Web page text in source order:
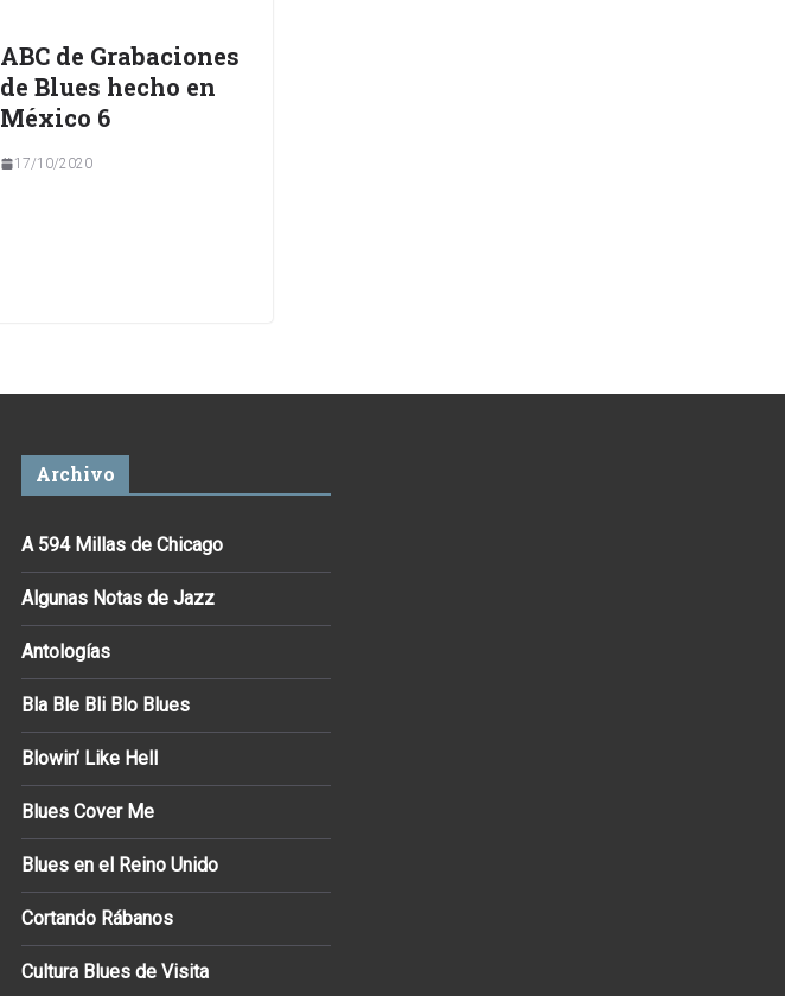
ABC de Grabaciones
de Blues hecho en
México 6
17/10/2020
Archivo
A 594 Millas de Chicago
Algunas Notas de Jazz
Antologías
Bla Ble Bli Blo Blues
Blowin’ Like Hell
Blues Cover Me
Blues en el Reino Unido
Cortando Rábanos
Cultura Blues de Visita